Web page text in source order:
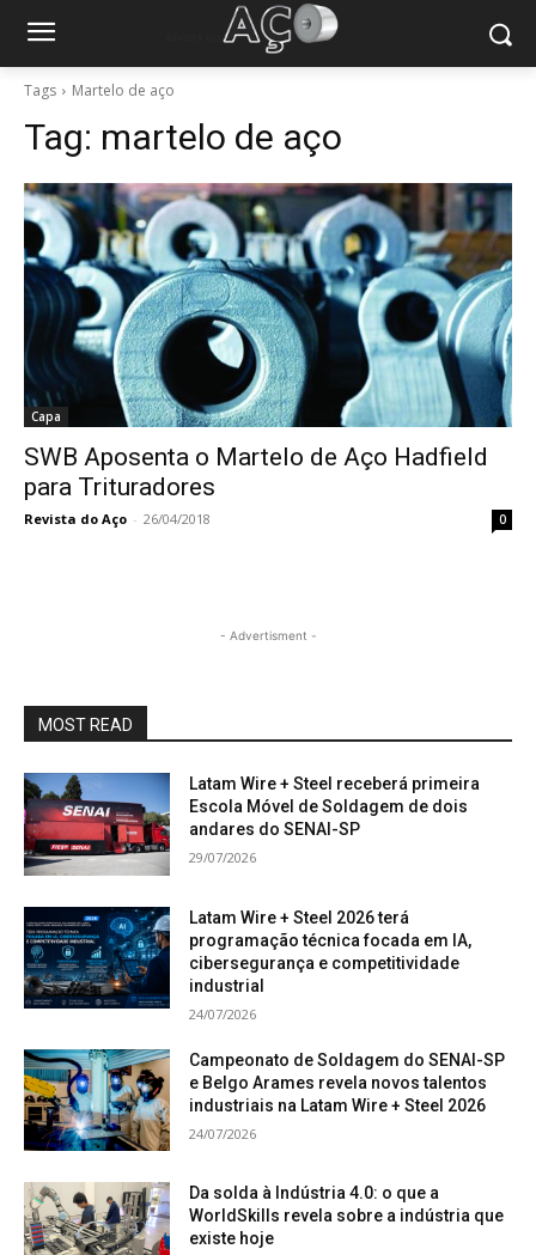
Tags Martelo de aço
Tag: martelo de aço
Capa
SWB Aposenta o Martelo de Aço Hadfield
para Trituradores
Revista do Aço - 26/04/2018 0
- Advertisment -
MOST READ
Latam Wire + Steel receberá primeira
Escola Móvel de Soldagem de dois
andares do SENAI-SP
29/07/2026
Latam Wire + Steel 2026 terá
programação técnica focada em IA,
cibersegurança e competitividade
industrial
24/07/2026
Campeonato de Soldagem do SENAI-SP
e Belgo Arames revela novos talentos
industriais na Latam Wire + Steel 2026
24/07/2026
Da solda à Indústria 4.0: o que a
WorldSkills revela sobre a indústria que
existe hoje